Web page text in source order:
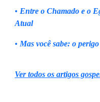
• Entre o Chamado e o
Atual
• Mas você sabe: o
Ver todos os artigos